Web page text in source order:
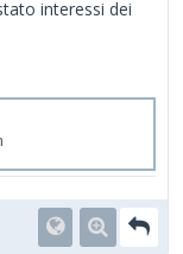
interessi dei